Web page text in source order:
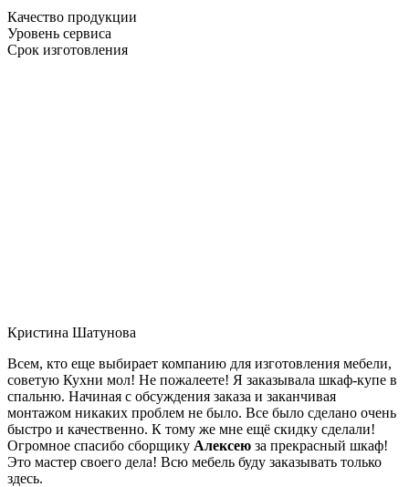
Качество продукции
Уровень сервиса
Срок изготовления
Кристина Шатунова
Всем, кто еще выбирает компанию для изготовления мебели,
советую Кухни мол! Не пожалеете! Я заказывала шкаф-купе в
спальню. Начиная с обсуждения заказа и заканчивая
монтажом никаких проблем не было. Все было сделано очень
быстро и качественно. К тому же мне ещё скидку сделали!
Огромное спасибо сборщику Алексею за прекрасный шкаф!
Это мастер своего дела! Всю мебель буду заказывать только
здесь.